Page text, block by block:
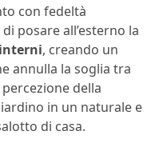
con fedeltà
posare all’esterno la
, creando un
annulla la soglia tra
della
in un naturale e
di casa.